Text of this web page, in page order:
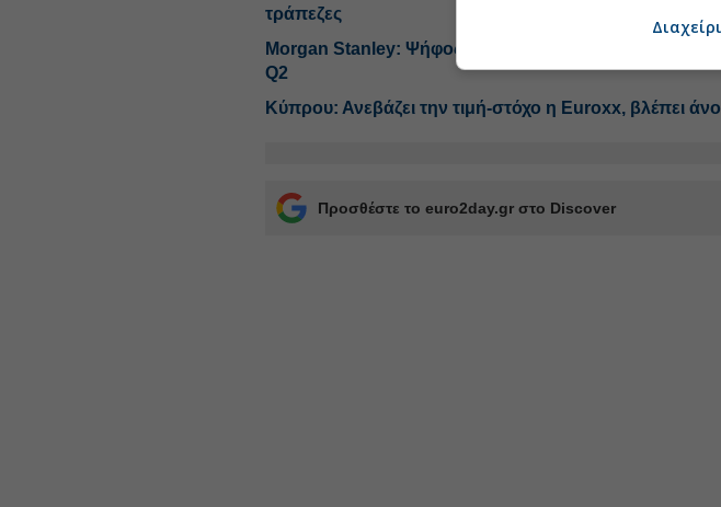
τράπεζες
Morgan Stanley: Ψήφος εμπιστοσύνης στις τράπεζες,
Q2
Κύπρου: Ανεβάζει την τιμή-στόχο η Euroxx, βλέπει
Προσθέστε το euro2day.gr στο Discover